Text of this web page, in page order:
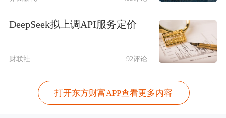
司股权及业务资产包已完成交割。
在剥离了带来主要营收但持续承压的
ODM业务后，闻泰科技的未来便系于
半导体业务之上。2018年10月，闻泰科
技发布收购预案,宣布收购安世半导
DeepSeek拟上调API服务定价
财联社 92评论
打开东方财富APP查看更多内容